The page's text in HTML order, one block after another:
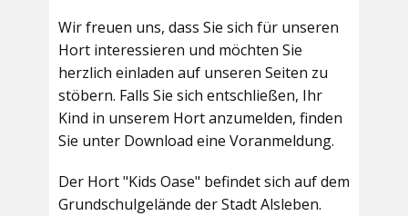
Wir freuen uns, dass Sie sich für unseren
Hort interessieren und möchten Sie
herzlich einladen auf unseren Seiten zu
stöbern. Falls Sie sich entschließen, Ihr
Kind in unserem Hort anzumelden, finden
Sie unter Download eine Voranmeldung.
Der Hort "Kids Oase" befindet sich auf dem
Grundschulgelände der Stadt Alsleben.